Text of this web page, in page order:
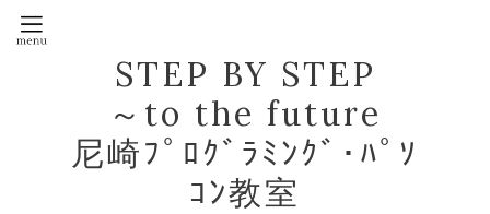
STEP BY STEP
～to the future
尼崎ﾌﾟﾛｸﾞﾗﾐﾝｸﾞ･ﾊﾟｿ
ｺﾝ教室